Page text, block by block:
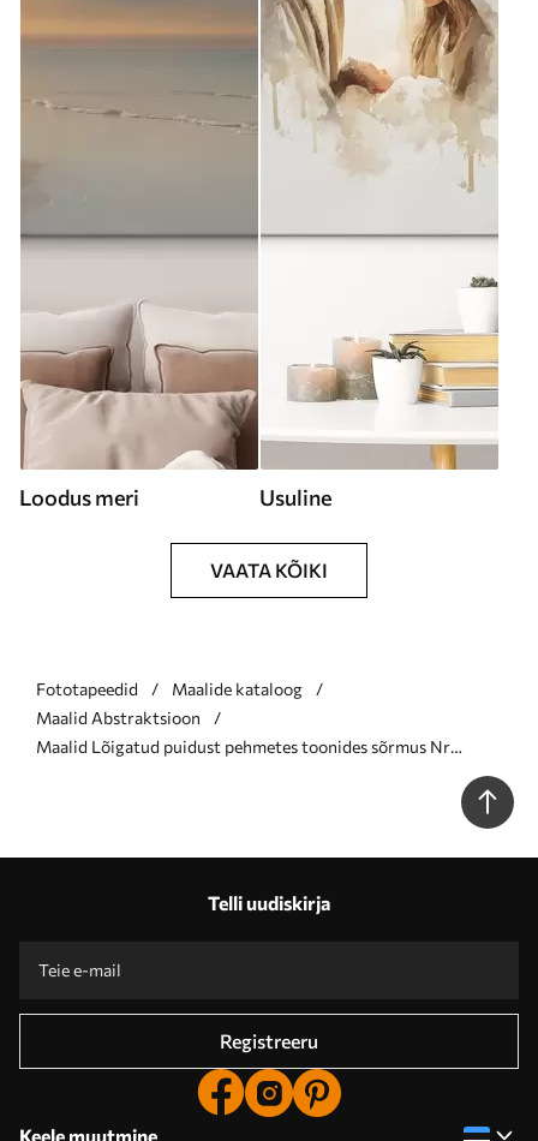
Loodus meri Usuline
VAATA KÕIKI
Fototapeedid
Maalide kataloog
Maalid Abstraktsioon
Maalid Lõigatud puidust pehmetes toonides sõrmus Nr
Telli uudiskirja
Registreeru
Keele muutmine